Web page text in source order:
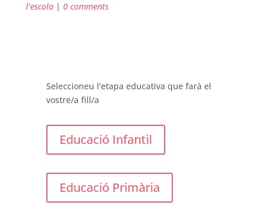
l'escola | 0 comments
Seleccioneu l'etapa educativa que farà el
vostre/a fill/a
Educació Infantil
Educació Primària